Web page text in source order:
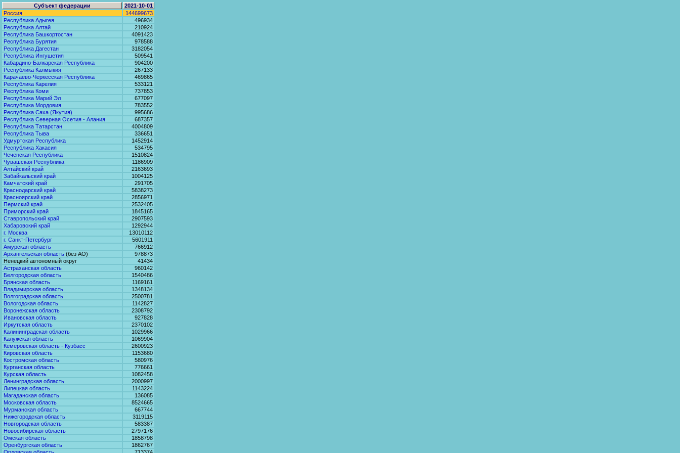
Субъект федерации
2021-10-01
Россия
144699673
Республика Адыгея
496934
Республика Алтай
210924
Республика Башкортостан
4091423
Республика Бурятия
978588
Республика Дагестан
3182054
Республика Ингушетия
509541
Кабардино-Балкарская Республика
904200
Республика Калмыкия
267133
Карачаево-Черкесская Республика
469865
Республика Карелия
533121
Республика Коми
737853
Республика Марий Эл
677097
Республика Мордовия
783552
Республика Саха (Якутия)
995686
Республика Северная Осетия - Алания
687357
Республика Татарстан
4004809
Республика Тыва
336651
Удмуртская Республика
1452914
Республика Хакасия
534795
Чеченская Республика
1510824
Чувашская Республика
1186909
Алтайский край
2163693
Забайкальский край
1004125
Камчатский край
291705
Краснодарский край
5838273
Красноярский край
2856971
Пермский край
2532405
Приморский край
1845165
Ставропольский край
2907593
Хабаровский край
1292944
г. Москва
13010112
г. Санкт-Петербург
5601911
Амурская область
766912
Архангельская область (без АО)
978873
Ненецкий автономный округ
41434
Астраханская область
960142
Белгородская область
1540486
Брянская область
1169161
Владимирская область
1348134
Волгоградская область
2500781
Вологодская область
1142827
Воронежская область
2308792
Ивановская область
927828
Иркутская область
2370102
Калининградская область
1029966
Калужская область
1069904
Кемеровская область - Кузбасс
2600923
Кировская область
1153680
Костромская область
580976
Курганская область
776661
Курская область
1082458
Ленинградская область
2000997
Липецкая область
1143224
Магаданская область
136085
Московская область
8524665
Мурманская область
667744
Нижегородская область
3119115
Новгородская область
583387
Новосибирская область
2797176
Омская область
1858798
Оренбургская область
1862767